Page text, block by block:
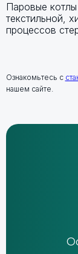
Паровые
текстильной,
процессов
Ознакомьтесь с
нашем сайте.